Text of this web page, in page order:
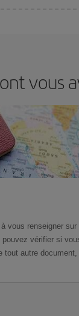
vous
vous renseigner sur
vérifier si
tout autre document,